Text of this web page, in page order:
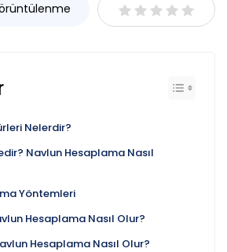
Nelerdir?
Navlun Hesaplama Nasıl
Yöntemleri
Hesaplama Nasıl Olur?
Hesaplama Nasıl Olur?